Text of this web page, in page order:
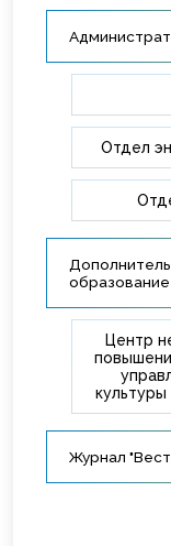
Отдел
образование
Центр
Журнал